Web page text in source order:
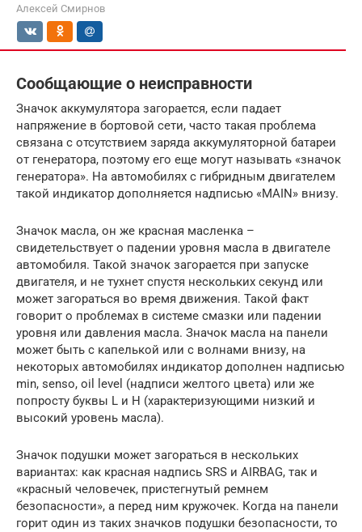
Алексей Смирнов
Сообщающие о неисправности
Значок аккумулятора загорается, если падает
напряжение в бортовой сети, часто такая проблема
связана с отсутствием заряда аккумуляторной батареи
от генератора, поэтому его еще могут называть «значок
генератора». На автомобилях с гибридным двигателем
такой индикатор дополняется надписью «MAIN» внизу.
Значок масла, он же красная масленка –
свидетельствует о падении уровня масла в двигателе
автомобиля. Такой значок загорается при запуске
двигателя, и не тухнет спустя нескольких секунд или
может загораться во время движения. Такой факт
говорит о проблемах в системе смазки или падении
уровня или давления масла. Значок масла на панели
может быть с капелькой или с волнами внизу, на
некоторых автомобилях индикатор дополнен надписью
min, senso, oil level (надписи желтого цвета) или же
попросту буквы L и H (характеризующими низкий и
высокий уровень масла).
Значок подушки может загораться в нескольких
вариантах: как красная надпись SRS и AIRBAG, так и
«красный человечек, пристегнутый ремнем
безопасности», а перед ним кружочек. Когда на панели
горит один из таких значков подушки безопасности, то